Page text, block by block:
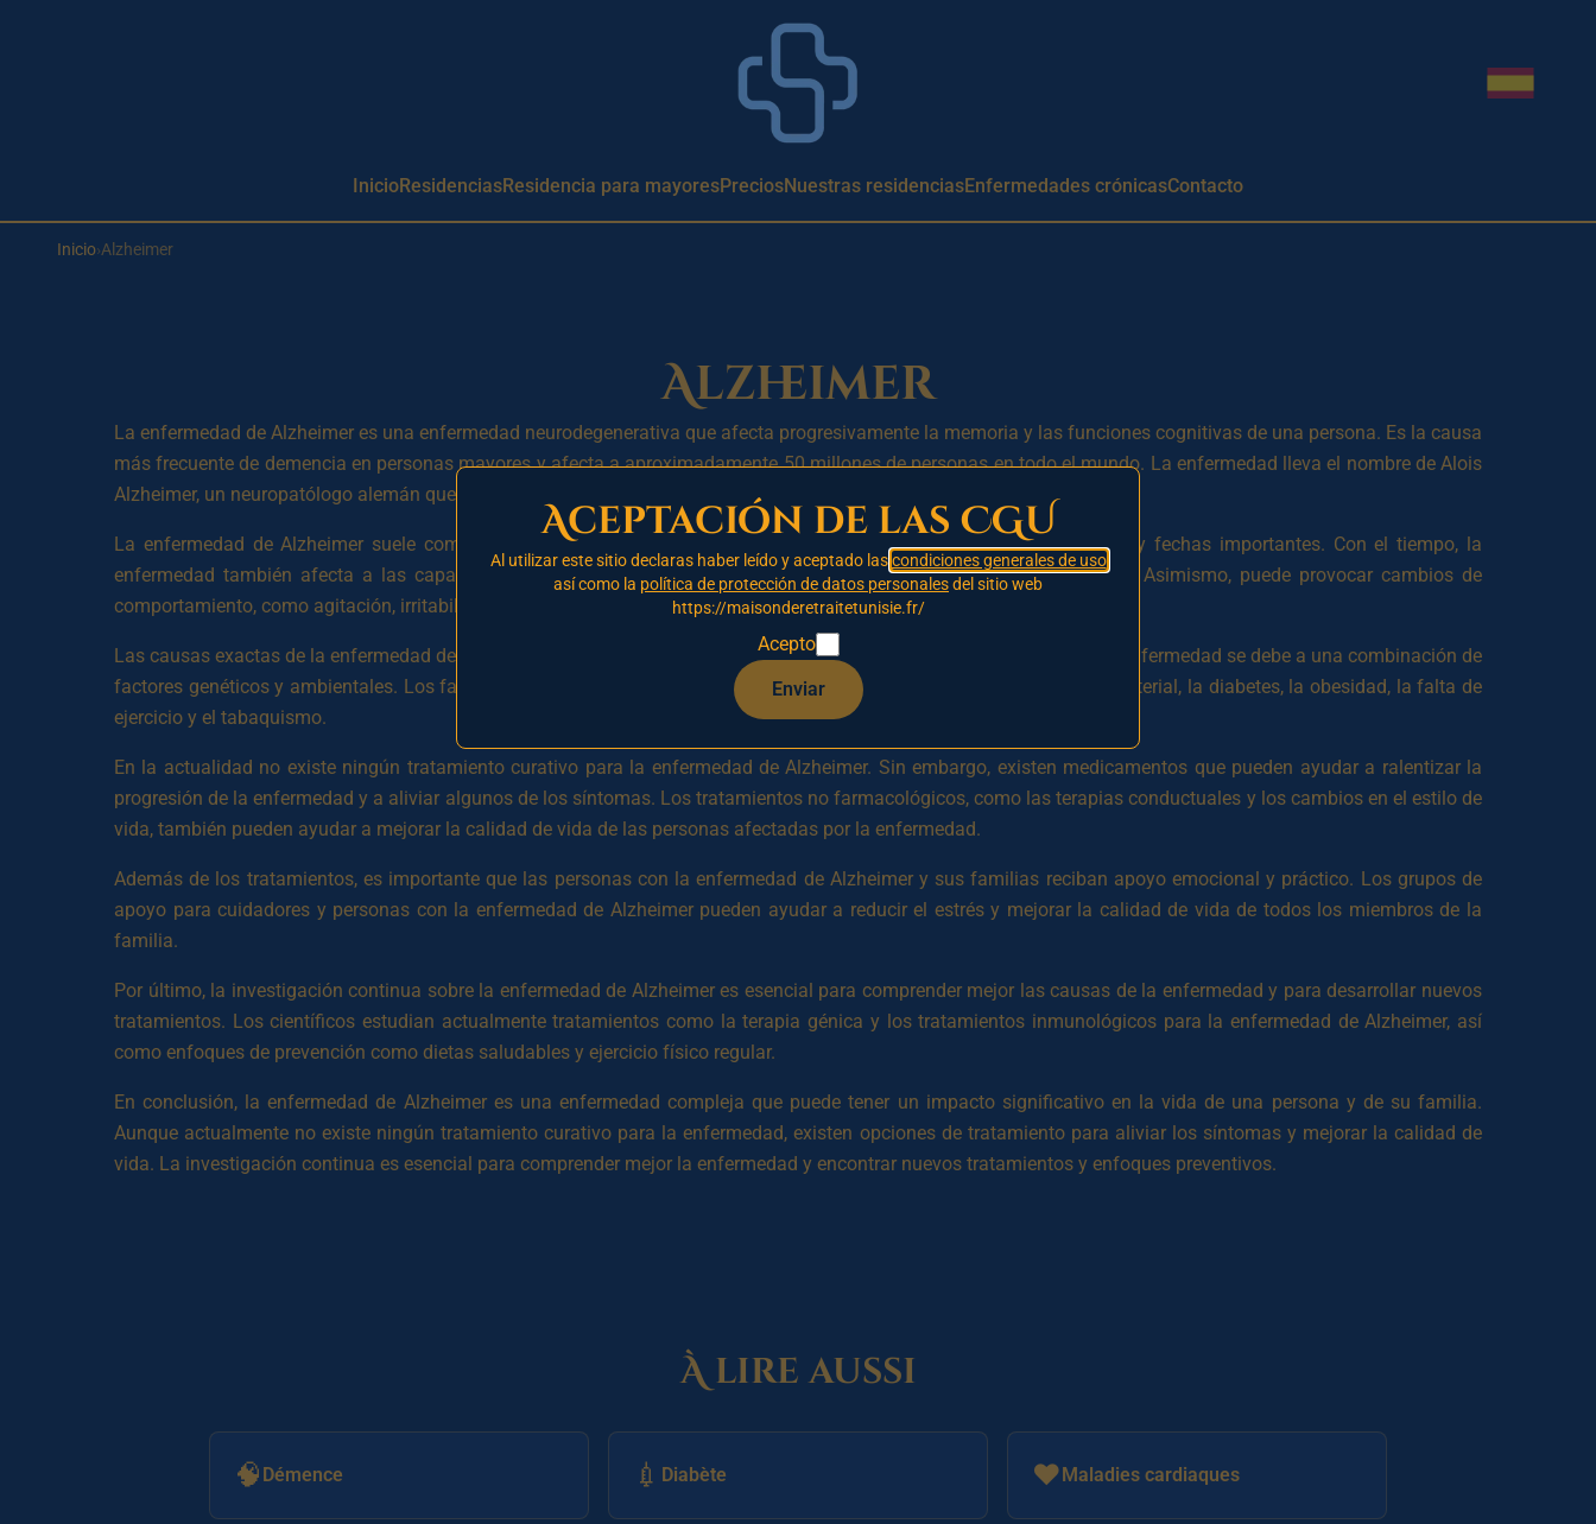
Cambiar
InicioResidenciasResidencia para mayoresPreciosNuestras residenciasEnfermedades crónicasContacto
Inicio›Alzheimer
Alzheimer
La enfermedad de Alzheimer es una enfermedad neurodegenerativa que afecta progresivamente la memoria y las funciones cognitivas de una persona. Es la causa
más frecuente de demencia en personas mayores y afecta a aproximadamente 50 millones de personas en todo el mundo. La enfermedad lleva el nombre de Alois
Alzheimer, un neuropatólogo alemán que identificó los primeros casos de la enfermedad en 1906.
La enfermedad de Alzheimer suele comenzar con problemas de memoria a corto plazo, como el olvido de nombres y fechas importantes. Con el tiempo, la
enfermedad también afecta a las capacidades de razonamiento, toma de decisiones y comunicación de la persona. Asimismo, puede provocar cambios de
comportamiento, como agitación, irritabilidad y depresión.
Las causas exactas de la enfermedad de Alzheimer aún no se comprenden del todo, pero se admite ampliamente que la enfermedad se debe a una combinación de
factores genéticos y ambientales. Los factores de riesgo habituales incluyen la edad, el sexo femenino, la hipertensión arterial, la diabetes, la obesidad, la falta de
ejercicio y el tabaquismo.
En la actualidad no existe ningún tratamiento curativo para la enfermedad de Alzheimer. Sin embargo, existen medicamentos que pueden ayudar a ralentizar la
progresión de la enfermedad y a aliviar algunos de los síntomas. Los tratamientos no farmacológicos, como las terapias conductuales y los cambios en el estilo de
vida, también pueden ayudar a mejorar la calidad de vida de las personas afectadas por la enfermedad.
Además de los tratamientos, es importante que las personas con la enfermedad de Alzheimer y sus familias reciban apoyo emocional y práctico. Los grupos de
apoyo para cuidadores y personas con la enfermedad de Alzheimer pueden ayudar a reducir el estrés y mejorar la calidad de vida de todos los miembros de la
familia.
Por último, la investigación continua sobre la enfermedad de Alzheimer es esencial para comprender mejor las causas de la enfermedad y para desarrollar nuevos
tratamientos. Los científicos estudian actualmente tratamientos como la terapia génica y los tratamientos inmunológicos para la enfermedad de Alzheimer, así
como enfoques de prevención como dietas saludables y ejercicio físico regular.
En conclusión, la enfermedad de Alzheimer es una enfermedad compleja que puede tener un impacto significativo en la vida de una persona y de su familia.
Aunque actualmente no existe ningún tratamiento curativo para la enfermedad, existen opciones de tratamiento para aliviar los síntomas y mejorar la calidad de
vida. La investigación continua es esencial para comprender mejor la enfermedad y encontrar nuevos tratamientos y enfoques preventivos.
À lire aussi
🧠 Démence 💉 Diabète ❤️Maladies cardiaques
Aceptación de las CGU
Al utilizar este sitio declaras haber leído y aceptado lascondiciones generales de uso
así como la política de protección de datos personalesdel sitio web
https://maisonderetraitetunisie.fr/
Acepto
Enviar